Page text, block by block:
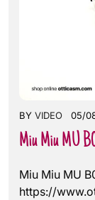
BY VIDEO 05/
Miu Miu MU
Miu Miu MU
https://